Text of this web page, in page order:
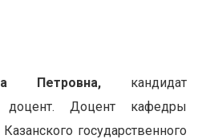
Петровна, кандидат
доцент. Доцент кафедры
государственного